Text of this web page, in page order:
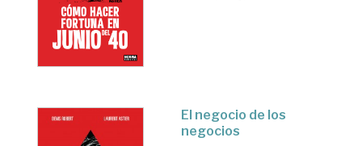
El negocio de los
negocios